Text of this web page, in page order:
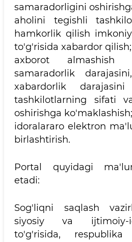
samaradorligini
aholini tegishli
hamkorlik qilish
to'g'risida xabardor qilish;
axborot almashish
samaradorlik
xabardorlik
tashkilotlarning sifati
oshirishga ko'maklashish;
idoralararo elektron
birlashtirish.
Portal quyidagi
etadi:
Sog'liqni saqlash
siyosiy va ijtimoiy-
to'g'risida,